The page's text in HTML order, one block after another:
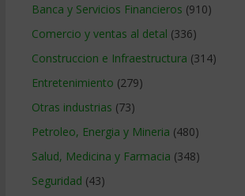
Banca y Servicios Financieros (910)
Comercio y ventas al detal (336)
Construccion e Infraestructura (314)
Entretenimiento (279)
Otras industrias (73)
Petroleo, Energia y Mineria (480)
Salud, Medicina y Farmacia (348)
Seguridad (43)